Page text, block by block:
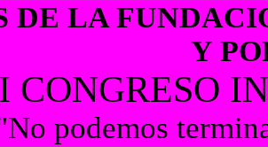
DE LA
Y
CONGRESO
podemos